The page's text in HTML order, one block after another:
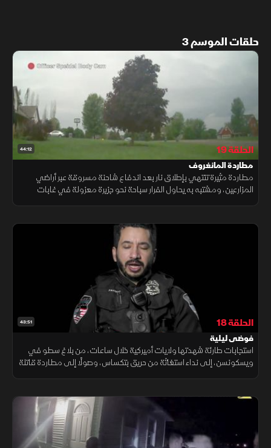
حلقات الموسم 3
44:12 الحلقة 19
مطاردة المانغروف
مطاردة مثيرة تنتهي بإطلاق نار بعد اندفاع شاحنة مسروقة عبر أراضي
المزارعين، ومشتبه به يحاول الفرار سباحة نحو جزيرة معزولة في غابات
43:51 الحلقة 18
فوضى ليلية
استجابات طارئة شهدتها ولايات أميركية خلال ساعات، من بلاغ سطو في
ويسكونسن، إلى نداء استغاثة من حريق بتكساس، وصولًا إلى مطاردة قاتلة